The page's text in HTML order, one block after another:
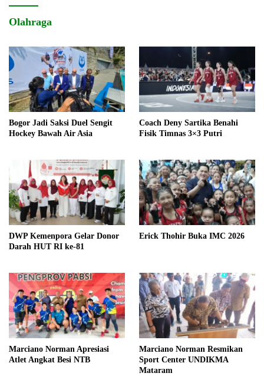
Olahraga
Bogor Jadi Saksi Duel Sengit
Hockey Bawah Air Asia
Coach Deny Sartika Benahi
Fisik Timnas 3×3 Putri
DWP Kemenpora Gelar Donor
Darah HUT RI ke-81
Erick Thohir Buka IMC 2026
Marciano Norman Apresiasi
Atlet Angkat Besi NTB
Marciano Norman Resmikan
Sport Center UNDIKMA
Mataram